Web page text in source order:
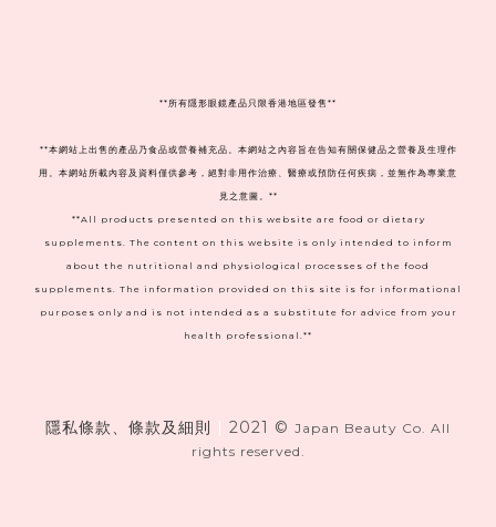
** 所有隱形眼鏡產品只限香港地區發售**
**本網站上出售的產品乃食品或營養補充品。本網站之內容旨在告知有關保健品之營養及生理作
用。本網站所載內容及資料僅供參考，絕對非用作治療、醫療或預防任何疾病，並無作為專業意
見之意圖。**
**All products presented on this website are food or dietary
supplements. The content on this website is only intended to inform
about the nutritional and physiological processes of the food
supplements. The information provided on this site is for informational
purposes only and is not intended as a substitute for advice from your
health professional.**
隱私條款、條款及細則 2021 © Japan Beauty Co. All
rights reserved.